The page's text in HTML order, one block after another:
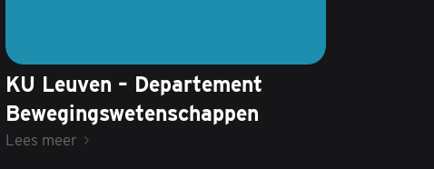
KU Leuven – Departement
Bewegingswetenschappen
Lees meer